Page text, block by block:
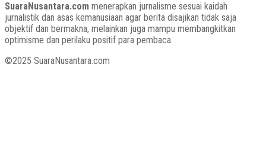
SuaraNusantara.com menerapkan jurnalisme sesuai kaidah
jurnalistik dan asas kemanusiaan agar berita disajikan tidak saja
objektif dan bermakna, melainkan juga mampu membangkitkan
optimisme dan perilaku positif para pembaca.
©2025 SuaraNusantara.com